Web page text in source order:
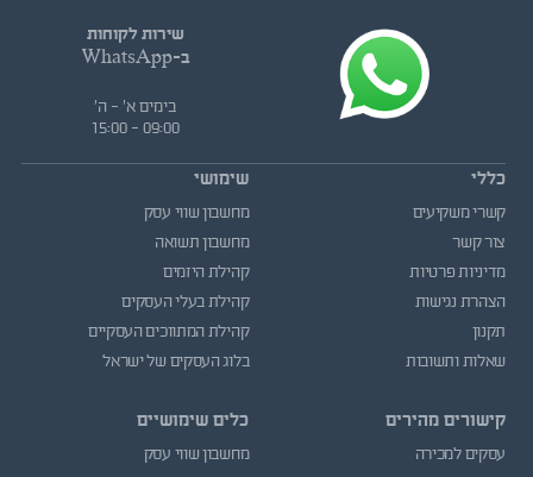
שירות לקוחות
ב-WhatsApp
בימים א' - ה'
09:00 - 15:00
כללי
קשרי משקיעים
צור קשר
מדיניות פרטיות
הצהרת נגישות
תקנון
שאלות ותשובות
קישורים מהירים
עסקים למכירה
שימושי
מחשבון שווי עסק
מחשבון תשואה
קהילת היזמים
קהילת בעלי העסקים
קהילת המתווכים העסקיים
בלוג העסקים של ישראל
כלים שימושיים
מחשבון שווי עסק